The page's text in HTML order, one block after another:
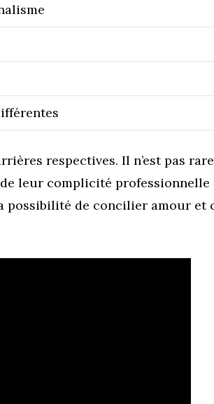
respectives. Il n’est pas
leur complicité
de concilier amour et